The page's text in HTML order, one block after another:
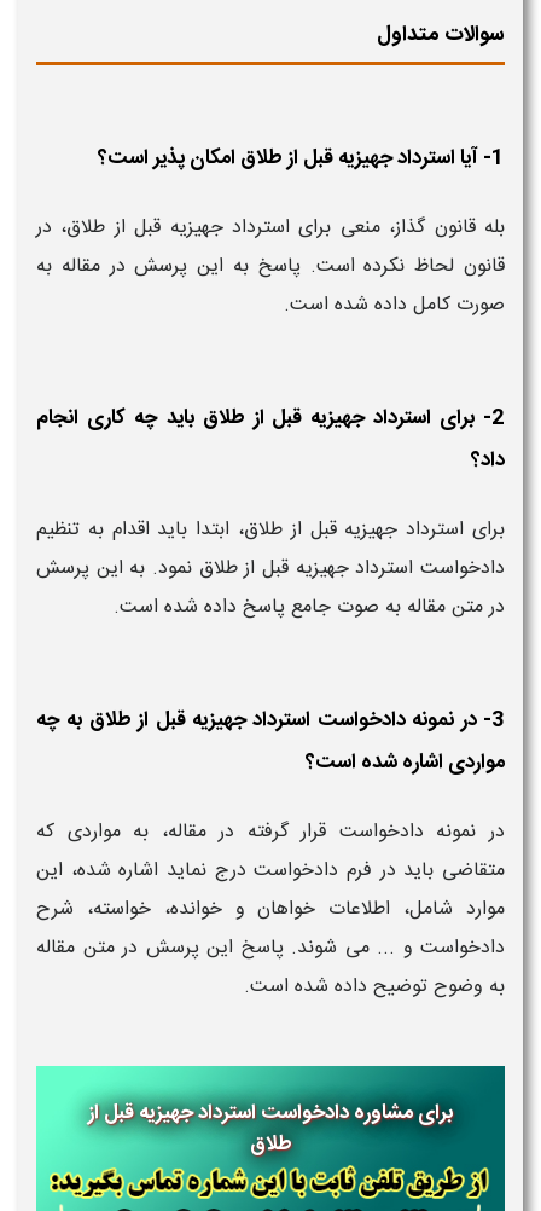
سوالات متداول
1- آیا استرداد جهیزیه قبل از طلاق امکان پذیر است؟
بله قانون گذاز، منعی برای استرداد جهیزیه قبل از طلاق، در
قانون لحاظ نکرده است. پاسخ به این پرسش در مقاله به
صورت کامل داده شده است.
2- برای استرداد جهیزیه قبل از طلاق باید چه کاری انجام
داد؟
برای استرداد جهیزیه قبل از طلاق، ابتدا باید اقدام به تنظیم
دادخواست استرداد جهیزیه قبل از طلاق نمود. به این پرسش
در متن مقاله به صوت جامع پاسخ داده شده است.
3- در نمونه دادخواست استرداد جهیزیه قبل از طلاق به چه
مواردی اشاره شده است؟
در نمونه دادخواست قرار گرفته در مقاله، به مواردی که
متقاضی باید در فرم دادخواست درج نماید اشاره شده، این
موارد شامل، اطلاعات خواهان و خوانده، خواسته، شرح
دادخواست و ... می شوند. پاسخ این پرسش در متن مقاله
به وضوح توضیح داده شده است.
برای مشاوره دادخواست استرداد جهیزیه قبل از
طلاق